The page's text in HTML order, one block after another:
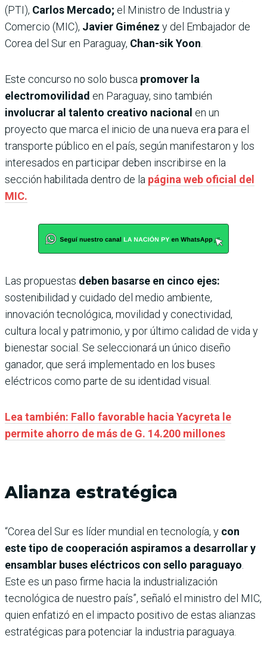
(PTI), Carlos Mercado; el Ministro de Industria y
Comercio (MIC), Javier Giménez y del Embajador de
Corea del Sur en Paraguay, Chan-sik Yoon
Este concurso no solo busca promover la
electromovilidad en Paraguay, sino también
involucrar al talento creativo nacional en un
proyecto que marca el inicio de una nueva era para el
transporte público en el país, según manifestaron y los
interesados en participar deben inscribirse en la
sección habilitada dentro de la página web oficial del
MIC.
Las propuestas deben basarse en cinco ejes:
sostenibilidad y cuidado del medio ambiente,
innovación tecnológica, movilidad y conectividad,
cultura local y patrimonio, y por último calidad de vida y
bienestar social. Se seleccionará un único diseño
ganador, que será implementado en los buses
eléctricos como parte de su identidad visual.
Lea también: Fallo favorable hacia Yacyreta le
permite ahorro de más de G. 14.200 millones
Alianza estratégica
“Corea del Sur es líder mundial en tecnología, y con
este tipo de cooperación aspiramos a desarrollar y
ensamblar buses eléctricos con sello paraguayo
Este es un paso firme hacia la industrialización
tecnológica de nuestro país”, señaló el ministro del MIC,
quien enfatizó en el impacto positivo de estas alianzas
estratégicas para potenciar la industria paraguaya.